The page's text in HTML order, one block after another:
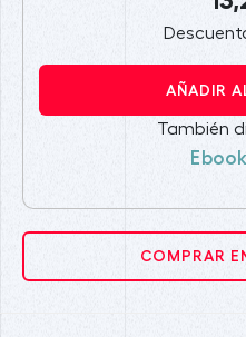
AÑADIR
También
Ebook
COMPRAR